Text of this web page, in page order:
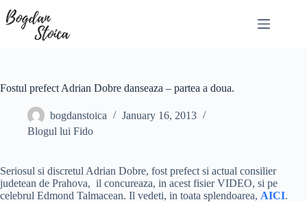
to
content
Fostul prefect Adrian Dobre danseaza – partea a doua.
bogdanstoica
January 16, 2013
Blogul lui Fido
Seriosul si discretul Adrian Dobre, fost prefect si actual consilier
judetean de Prahova, il concureaza, in acest fisier VIDEO, si pe
celebrul Edmond Talmacean. Il vedeti, in toata splendoarea, AICI.